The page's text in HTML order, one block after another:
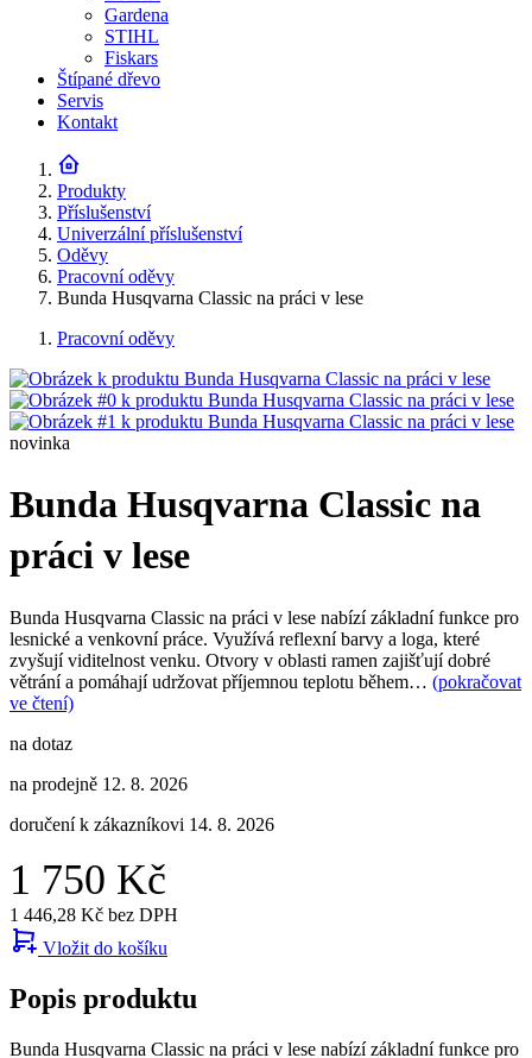
Gardena
STIHL
Fiskars
Štípané dřevo
Servis
Kontakt
Produkty
Příslušenství
Univerzální příslušenství
Oděvy
Pracovní oděvy
Bunda Husqvarna Classic na práci v lese
Pracovní oděvy
novinka
Bunda Husqvarna Classic na
práci v lese
Bunda Husqvarna Classic na práci v lese nabízí základní funkce pro
lesnické a venkovní práce. Využívá reflexní barvy a loga, které
zvyšují viditelnost venku. Otvory v oblasti ramen zajišťují dobré
větrání a pomáhají udržovat příjemnou teplotu během… (pokračovat
ve čtení)
na dotaz
na prodejně 12. 8. 2026
doručení k zákazníkovi 14. 8. 2026
1 750 Kč
1 446,28 Kč bez DPH
Vložit do košíku
Popis produktu
Bunda Husqvarna Classic na práci v lese nabízí základní funkce pro